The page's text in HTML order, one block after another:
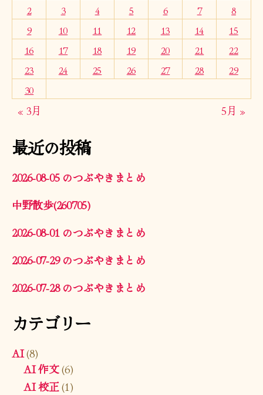
2
3 4 5 6 7
8
9
10 11 12 13 14
15
16
17 18 19 20 21
22
23
24 25 26 27 28
29
30
« 3月 5月 »
最近の投稿
2026-08-05 のつぶやきまとめ
中野散歩(260705)
2026-08-01 のつぶやきまとめ
2026-07-29 のつぶやきまとめ
2026-07-28 のつぶやきまとめ
カテゴリー
AI(8)
AI 作文(6)
AI 校正(1)